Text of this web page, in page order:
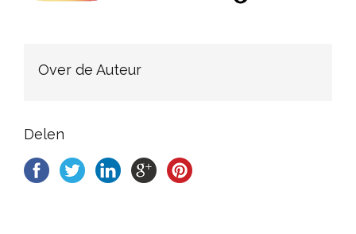
Over de Auteur
Delen